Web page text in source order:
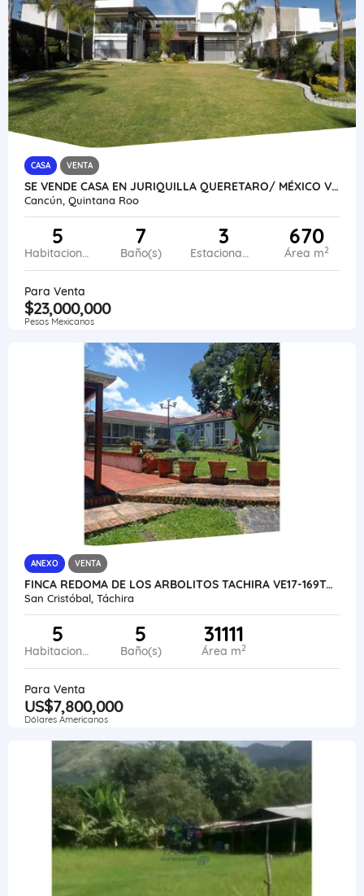
CASA VENTA
SE VENDE CASA EN JURIQUILLA QUERETARO/ MÉXICO VE02-237MEX-CO
Cancún, Quintana Roo
5
Habitaciones
7
Baño(s)
3
Estacionamiento
670
Área m2
Para Venta
$23,000,000
Pesos Mexicanos
ANEXO VENTA
FINCA REDOMA DE LOS ARBOLITOS TACHIRA VE17-169TACH-CSOL
San Cristóbal, Táchira
5
Habitaciones
5
Baño(s)
31111
Área m2
Para Venta
US$7,800,000
Dólares Americanos